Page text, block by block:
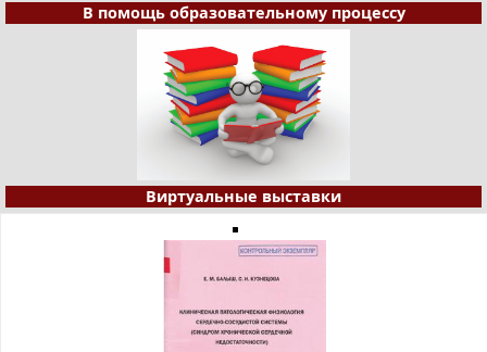
В помощь образовательному процессу
Виртуальные выставки